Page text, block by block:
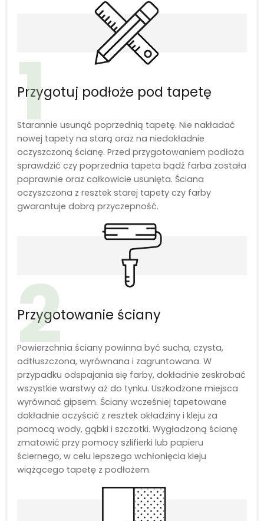
1
Przygotuj podłoże pod tapetę
Starannie usunąć poprzednią tapetę. Nie nakładać
nowej tapety na starą oraz na niedokładnie
oczyszczoną ścianę. Przed przygotowaniem podłoża
sprawdzić czy poprzednia tapeta bądź farba została
poprawnie oraz całkowicie usunięta. Ściana
oczyszczona z resztek starej tapety czy farby
gwarantuje dobrą przyczepność.
2
Przygotowanie ściany
Powierzchnia ściany powinna być sucha, czysta,
odtłuszczona, wyrównana i zagruntowana. W
przypadku odspajania się farby, dokładnie zeskrobać
wszystkie warstwy aż do tynku. Uszkodzone miejsca
wyrównać gipsem. Ściany wcześniej tapetowane
dokładnie oczyścić z resztek okładziny i kleju za
pomocą wody, gąbki i szczotki. Wygładzoną ścianę
zmatowić przy pomocy szlifierki lub papieru
ściernego, w celu lepszego wchłonięcia kleju
wiążącego tapetę z podłożem.